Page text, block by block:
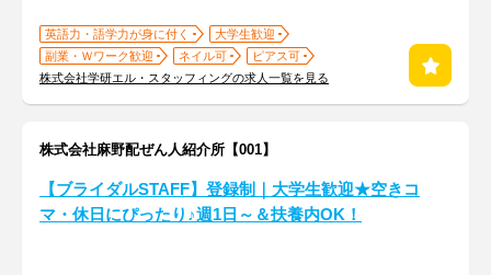
英語力・語学力が身に付く
大学生歓迎
副業・Ｗワーク歓迎
ネイル可
ピアス可
株式会社学研エル・スタッフィングの求人一覧を見る
株式会社麻野配ぜん人紹介所【001】
【ブライダルSTAFF】登録制｜大学生歓迎★空きコ
マ・休日にぴったり♪週1日～＆扶養内OK！